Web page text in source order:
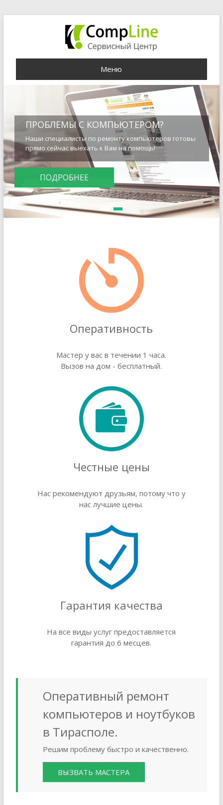
Меню
ПРОБЛЕМЫ С КОМПЬЮТЕРОМ?
Наши специалисты по ремонту компьютеров готовы
прямо сейчас выехать к Вам на помощь!
ПОДРОБНЕЕ
Оперативность
Мастер у вас в течении 1 часа.
Вызов на дом - бесплатный.
Честные цены
Нас рекомендуют друзьям, потому что у
нас лучшие цены.
Гарантия качества
На все виды услуг предоставляется
гарантия до 6 месцев.
Оперативный ремонт
компьютеров и ноутбуков
в Тирасполе.
Решим проблему быстро и качественно.
ВЫЗВАТЬ МАСТЕРА